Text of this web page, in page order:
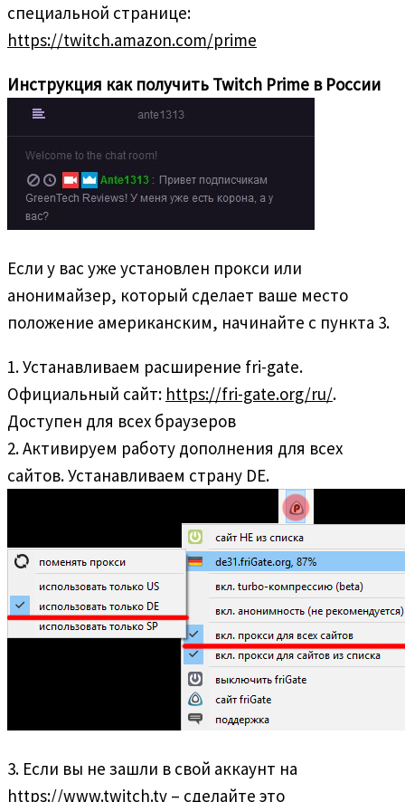
специальной странице:
https://twitch.amazon.com/prime
Инструкция как получить Twitch Prime в России
Если у вас уже установлен прокси или
анонимайзер, который сделает ваше место
положение американским, начинайте с пункта 3.
1. Устанавливаем расширение fri-gate.
Официальный сайт: https://fri-gate.org/ru/.
Доступен для всех браузеров
2. Активируем работу дополнения для всех
сайтов. Устанавливаем страну DE.
3. Если вы не зашли в свой аккаунт на
https://www.twitch.tv – сделайте это